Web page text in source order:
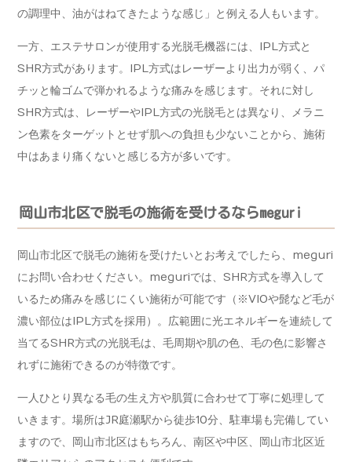
の調理中、油がはねてきたような感じ」と例える人もいます。
一方、エステサロンが使用する光脱毛機器には、IPL方式と
SHR方式があります。IPL方式はレーザーより出力が弱く、パ
チッと輪ゴムで弾かれるような痛みを感じます。それに対し
SHR方式は、レーザーやIPL方式の光脱毛とは異なり、メラニ
ン色素をターゲットとせず肌への負担も少ないことから、施術
中はあまり痛くないと感じる方が多いです。
岡山市北区で脱毛の施術を受けるならmeguri
岡山市北区で脱毛の施術を受けたいとお考えでしたら、meguri
にお問い合わせください。meguriでは、SHR方式を導入して
いるため痛みを感じにくい施術が可能です（※VIOや髭など毛が
濃い部位はIPL方式を採用）。広範囲に光エネルギーを連続して
当てるSHR方式の光脱毛は、毛周期や肌の色、毛の色に影響さ
れずに施術できるのが特徴です。
一人ひとり異なる毛の生え方や肌質に合わせて丁寧に処理して
いきます。場所はJR庭瀬駅から徒歩10分、駐車場も完備してい
ますので、岡山市北区はもちろん、南区や中区、岡山市北区近